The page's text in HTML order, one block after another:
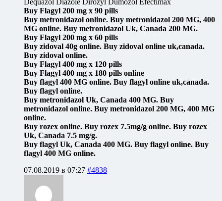
Dequazol Diazole Dirozyl Dumozol Efectimax
Buy Flagyl 200 mg x 90 pills
Buy metronidazol online. Buy metronidazol 200 MG, 400
MG online. Buy metronidazol Uk, Canada 200 MG.
Buy Flagyl 200 mg x 60 pills
Buy zidoval 40g online. Buy zidoval online uk,canada.
Buy zidoval online.
Buy Flagyl 400 mg x 120 pills
Buy Flagyl 400 mg x 180 pills online
Buy flagyl 400 MG online. Buy flagyl online uk,canada.
Buy flagyl online.
Buy metronidazol Uk, Canada 400 MG. Buy
metronidazol online. Buy metronidazol 200 MG, 400 MG
online.
Buy rozex online. Buy rozex 7.5mg/g online. Buy rozex
Uk, Canada 7.5 mg/g.
Buy flagyl Uk, Canada 400 MG. Buy flagyl online. Buy
flagyl 400 MG online.
07.08.2019 в 07:27 #4838